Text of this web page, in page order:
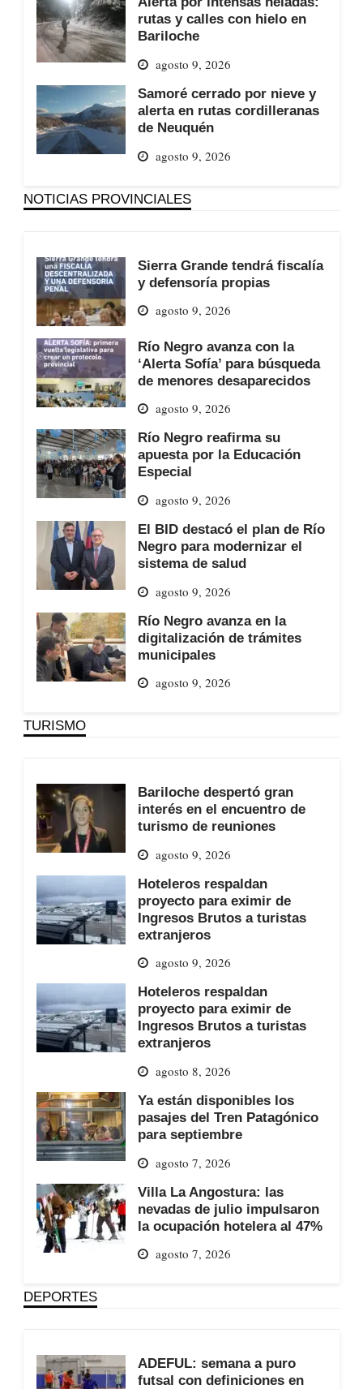
rutas y calles con hielo en
Bariloche
agosto 9, 2026
Samoré cerrado por nieve y
alerta en rutas cordilleranas
de Neuquén
agosto 9, 2026
NOTICIAS PROVINCIALES
Sierra Grande tendrá fiscalía
y defensoría propias
agosto 9, 2026
Río Negro avanza con la
‘Alerta Sofía’ para búsqueda
de menores desaparecidos
agosto 9, 2026
Río Negro reafirma su
apuesta por la Educación
Especial
agosto 9, 2026
El BID destacó el plan de Río
Negro para modernizar el
sistema de salud
agosto 9, 2026
Río Negro avanza en la
digitalización de trámites
municipales
agosto 9, 2026
TURISMO
Bariloche despertó gran
interés en el encuentro de
turismo de reuniones
agosto 9, 2026
Hoteleros respaldan
proyecto para eximir de
Ingresos Brutos a turistas
extranjeros
agosto 9, 2026
Hoteleros respaldan
proyecto para eximir de
Ingresos Brutos a turistas
extranjeros
agosto 8, 2026
Ya están disponibles los
pasajes del Tren Patagónico
para septiembre
agosto 7, 2026
Villa La Angostura: las
nevadas de julio impulsaron
la ocupación hotelera al 47%
agosto 7, 2026
DEPORTES
ADEFUL: semana a puro
futsal con definiciones en